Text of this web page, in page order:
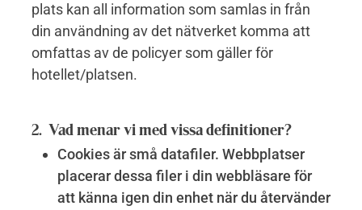
plats kan all information som samlas in från
din användning av det nätverket komma att
omfattas av de policyer som gäller för
hotellet/platsen.
2. Vad menar vi med vissa definitioner?
Cookies är små datafiler. Webbplatser
placerar dessa filer i din webbläsare för
att känna igen din enhet när du återvänder